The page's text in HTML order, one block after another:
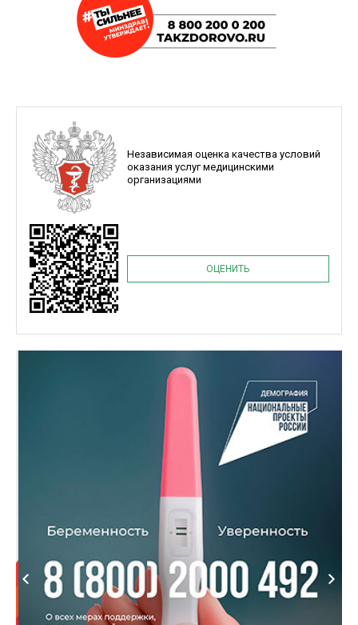
Независимая оценка качества условий
оказания услуг медицинскими
организациями
ОЦЕНИТЬ